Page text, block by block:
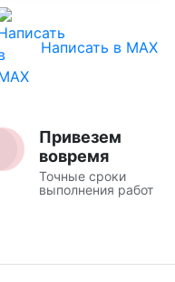
Написать в MAX
Привезем
вовремя
Точные сроки
выполнения работ